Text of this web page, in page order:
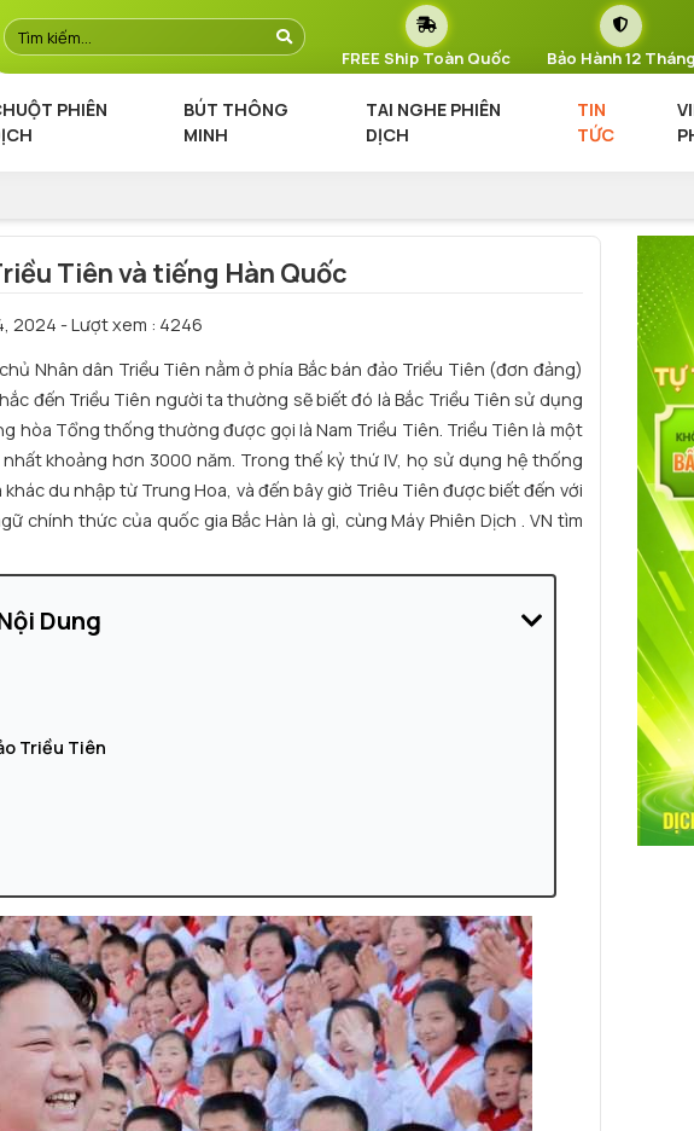
FREE Ship Toàn Quốc Bảo Hành 12 Tháng
PHIÊN
BÚT THÔNG
MINH
TAI NGHE PHIÊN
DỊCH
TIN
TỨC
Tiên và tiếng Hàn Quốc
2024 - Lượt xem : 4246
Nhân dân Triều Tiên nằm ở phía Bắc bán đảo Triều Tiên (đơn đảng)
đến Triều Tiên người ta thường sẽ biết đó là Bắc Triều Tiên sử dụng
hòa Tổng thống thường được gọi là Nam Triều Tiên. Triều Tiên là một
khoảng hơn 3000 năm. Trong thế kỷ thứ IV, họ sử dụng hệ thống
du nhập từ Trung Hoa, và đến bây giờ Triêu Tiên được biết đến với
chính thức của quốc gia Bắc Hàn là gì, cùng Máy Phiên Dịch . VN tìm
Dung
Triều Tiên